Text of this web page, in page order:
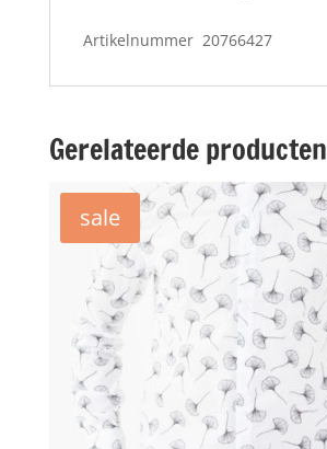
Artikelnummer 20766427
Gerelateerde producten
sale